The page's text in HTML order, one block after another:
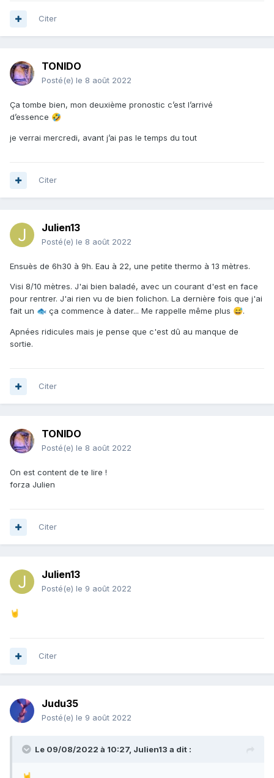
Citer
TONIDO
Posté(e) le 8 août 2022
Ça tombe bien, mon deuxième pronostic c’est l’arrivé
d’essence 🤣
je verrai mercredi, avant j’ai pas le temps du tout
Citer
Julien13
Posté(e) le 8 août 2022
Ensuès de 6h30 à 9h. Eau à 22, une petite thermo à 13 mètres.
Visi 8/10 mètres. J'ai bien baladé, avec un courant d'est en face
pour rentrer. J'ai rien vu de bien folichon. La dernière fois que j'ai
fait un 🐟 ça commence à dater... Me rappelle même plus 😅.
Apnées ridicules mais je pense que c'est dû au manque de
sortie.
Citer
TONIDO
Posté(e) le 8 août 2022
On est content de te lire !
forza Julien
Citer
Julien13
Posté(e) le 9 août 2022
🤘
Citer
Judu35
Posté(e) le 9 août 2022
Le 09/08/2022 à 10:27, Julien13 a dit :